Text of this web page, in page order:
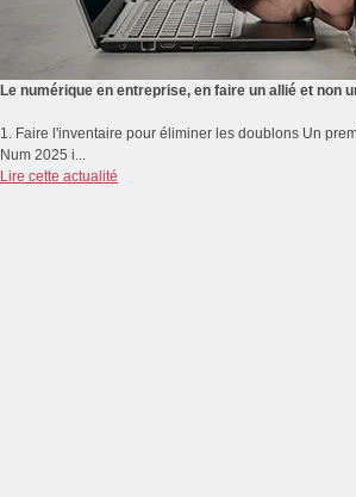
Le numérique en entreprise, en faire un allié et non
1. Faire l'inventaire pour éliminer les doublons Un
Num 2025 i...
Lire cette actualité